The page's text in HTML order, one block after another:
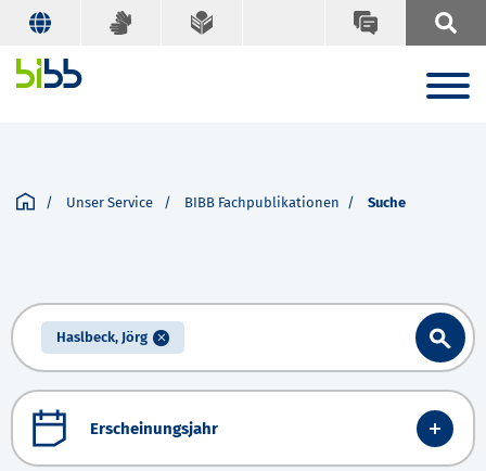
Unser Service BIBB Fachpublikationen Suche
Haslbeck, Jörg
Erscheinungsjahr